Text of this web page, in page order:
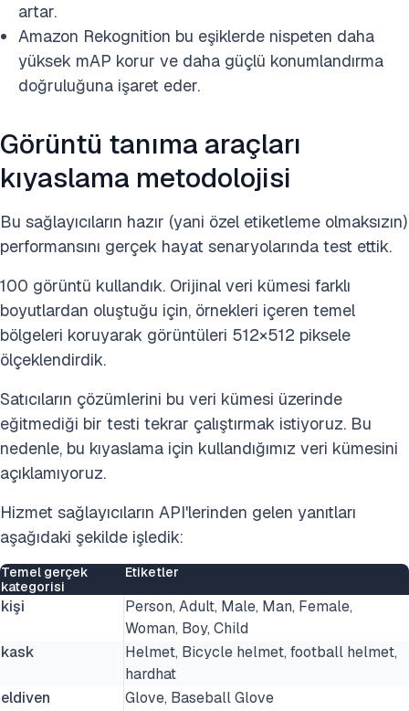
artar.
Amazon Rekognition bu eşiklerde nispeten daha
yüksek mAP korur ve daha güçlü konumlandırma
doğruluğuna işaret eder.
Görüntü tanıma araçları
kıyaslama metodolojisi
Bu sağlayıcıların hazır (yani özel etiketleme olmaksızın)
performansını gerçek hayat senaryolarında test ettik.
100 görüntü kullandık. Orijinal veri kümesi farklı
boyutlardan oluştuğu için, örnekleri içeren temel
bölgeleri koruyarak görüntüleri 512×512 piksele
ölçeklendirdik.
Satıcıların çözümlerini bu veri kümesi üzerinde
eğitmediği bir testi tekrar çalıştırmak istiyoruz. Bu
nedenle, bu kıyaslama için kullandığımız veri kümesini
açıklamıyoruz.
Hizmet sağlayıcıların API'lerinden gelen yanıtları
aşağıdaki şekilde işledik:
Temel gerçek
kategorisi
Etiketler
kişi
Person, Adult, Male, Man, Female,
Woman, Boy, Child
kask
Helmet, Bicycle helmet, football helmet,
hardhat
eldiven
Glove, Baseball Glove